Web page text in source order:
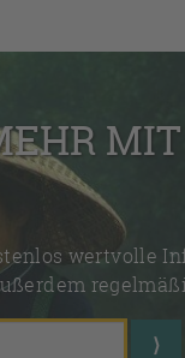
wertvolle